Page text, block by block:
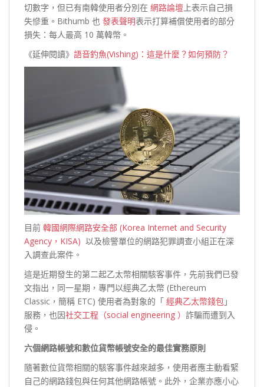
切數字，但已有南韓使用者分別在 網路論壇 上表示自己損
失慘重。Bithumb 也 發表聲明表示打算補償使用者的部分
損失：每人最高 10 萬韓幣。
《延伸閱讀》 語音釣魚(Vishing)：這是什麼？如何預防？
目前 韓國網際網路安全部 (Korea Internet and Security
Agency，KISA) 以及檢警單位的網路犯罪調查小組正在深
入調查此案件。
這是近期發生的第二起乙太幣相關駭客事件，先前我們已發
文指出，同一星期，專門以經典乙太幣 (Ethereum
Classic，簡稱 ETC) 使用者為對象的「 經典乙太幣錢包 」
服務，也因社交工程（social engineering ） 詐騙而遭到入
侵。
六個網路帳號和數位貨幣帳號安全的最佳實務原則
隨著數位貨幣相關的駭客事件越來越多，使用者應主動看緊
自己的網路錢包與任何其他網路帳號。此外，企業亦應小心